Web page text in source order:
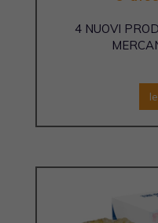
4 NUOVI